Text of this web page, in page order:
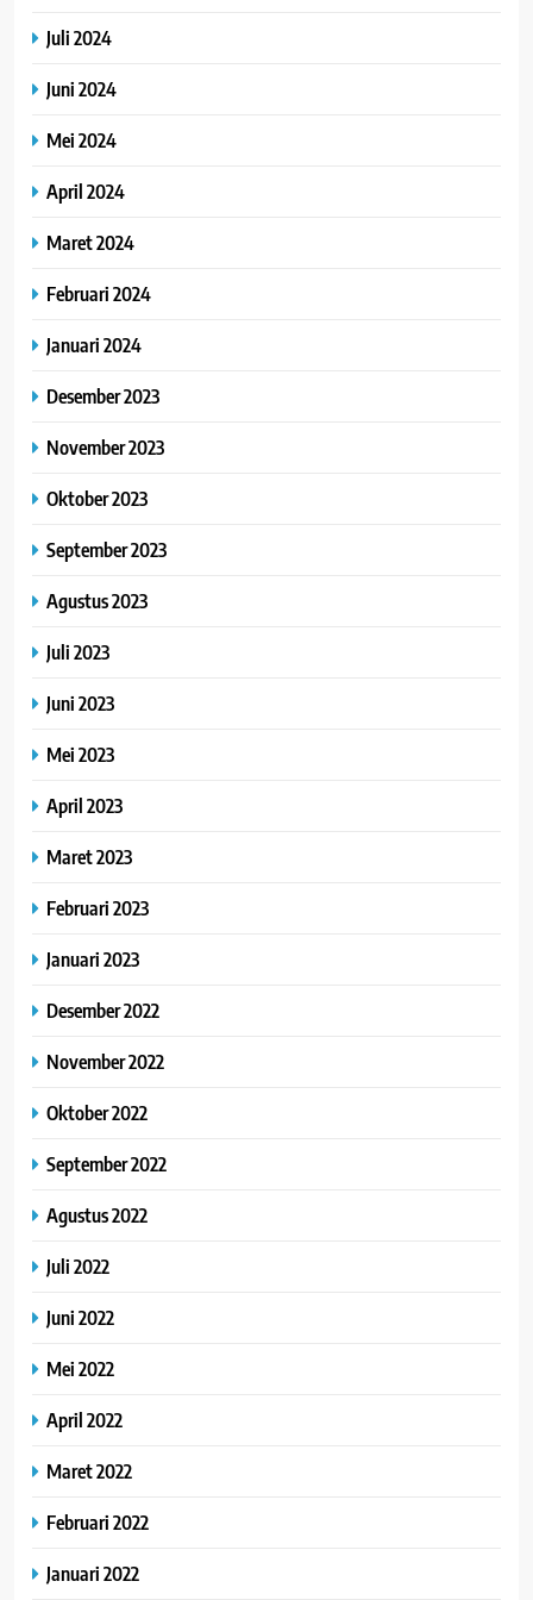
Juli 2024
Juni 2024
Mei 2024
April 2024
Maret 2024
Februari 2024
Januari 2024
Desember 2023
November 2023
Oktober 2023
September 2023
Agustus 2023
Juli 2023
Juni 2023
Mei 2023
April 2023
Maret 2023
Februari 2023
Januari 2023
Desember 2022
November 2022
Oktober 2022
September 2022
Agustus 2022
Juli 2022
Juni 2022
Mei 2022
April 2022
Maret 2022
Februari 2022
Januari 2022